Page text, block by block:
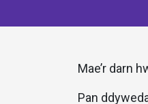
Mae’r darn
Pan